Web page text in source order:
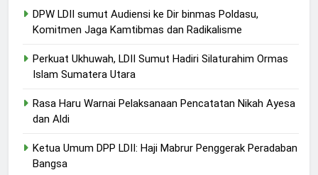
DPW LDII sumut Audiensi ke Dir binmas Poldasu,
Komitmen Jaga Kamtibmas dan Radikalisme
Perkuat Ukhuwah, LDII Sumut Hadiri Silaturahim Ormas
Islam Sumatera Utara
Rasa Haru Warnai Pelaksanaan Pencatatan Nikah Ayesa
dan Aldi
Ketua Umum DPP LDII: Haji Mabrur Penggerak Peradaban
Bangsa